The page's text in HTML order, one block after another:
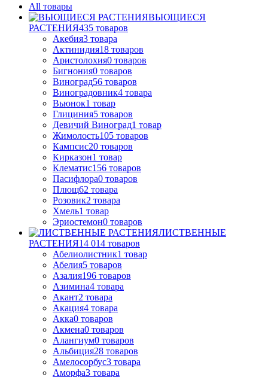
All товары
ВЬЮЩИЕСЯ
РАСТЕНИЯ435 товаров
Акебия3 товара
Актинидия18 товаров
Аристолохия0 товаров
Бигнония0 товаров
Виноград56 товаров
Виноградовник4 товара
Вьюнок1 товар
Глициния5 товаров
Девичий Виноград1 товар
Жимолость105 товаров
Кампсис20 товаров
Кирказон1 товар
Клематис156 товаров
Пасифлора0 товаров
Плющ62 товара
Розовик2 товара
Хмель1 товар
Эриостемон0 товаров
ЛИСТВЕННЫЕ
РАСТЕНИЯ14 014 товаров
Абелиолистник1 товар
Абелия5 товаров
Азалия196 товаров
Азимина4 товара
Акант2 товара
Акация4 товара
Акка0 товаров
Акмена0 товаров
Алангиум0 товаров
Альбиция28 товаров
Амелосорбус3 товара
Аморфа3 товара